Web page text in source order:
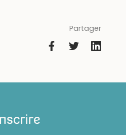
Partager